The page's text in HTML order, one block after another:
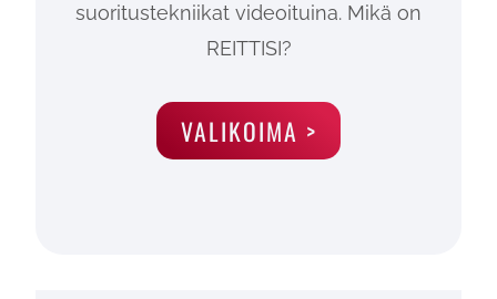
suoritustekniikat videoituina. Mikä on
REITTISI?
VALIKOIMA >